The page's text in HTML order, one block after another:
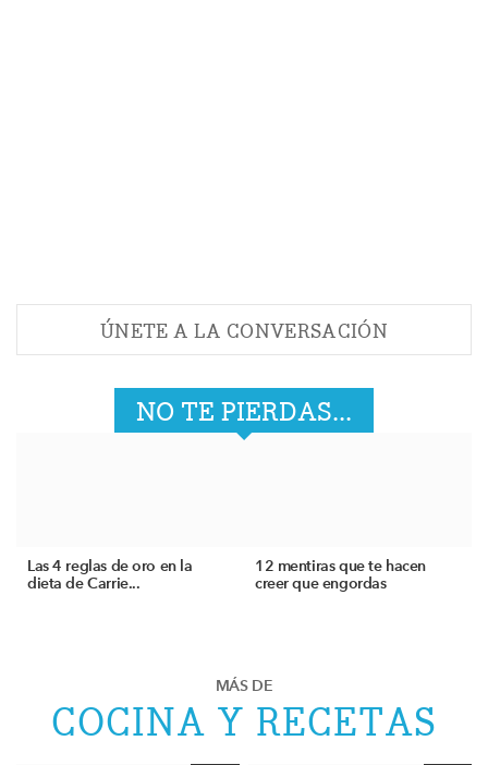
ÚNETE A LA CONVERSACIÓN
NO TE PIERDAS...
Las 4 reglas de oro en la
dieta de Carrie...
12 mentiras que te hacen
creer que engordas
MÁS DE
COCINA Y RECETAS